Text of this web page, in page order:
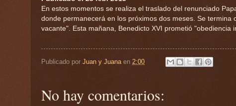
En estos momentos se realiza el traslado del renunciado
donde permanecerá en los próximos dos meses. Se
vacante". Esta mañana, Benedicto XVI prometió "obediencia
Publicado por Juan y Juana en 2:00
No hay comentarios: